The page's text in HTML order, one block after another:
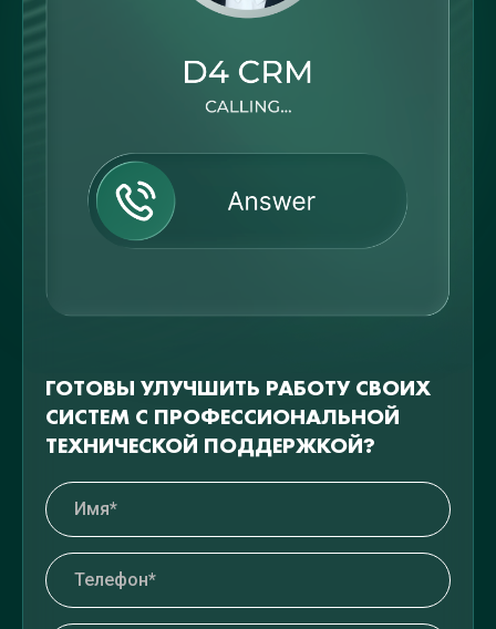
ГОТОВЫ УЛУЧШИТЬ РАБОТУ СВОИХ
СИСТЕМ С ПРОФЕССИОНАЛЬНОЙ
ТЕХНИЧЕСКОЙ ПОДДЕРЖКОЙ?